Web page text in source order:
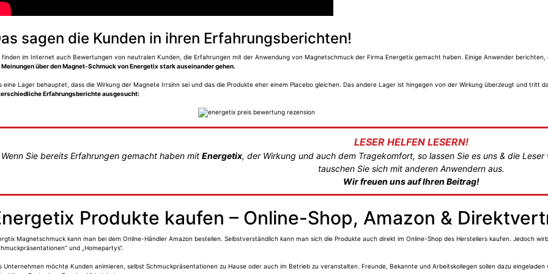
sagen die Kunden in ihren Erfahrungsberichten!
finden im Internet auch Bewertungen von neutralen Kunden, die Erfahrungen mit der Anwendung von Magnetschmuck der Firma Energetix gemacht haben. Einige Anwender
Meinungen über den Magnet-Schmuck von Energetix stark auseinander gehen.
eine Lager behauptet, dass die Wirkung der Magnete Irrsinn sei und das die Produkte eher einem Placebo gleichen. Das andere Lager ist hingegen von der Wirkung überzeugt und tritt
Erfahrungsberichte ausgesucht:
LESER HELFEN LESERN!
Wenn Sie bereits Erfahrungen gemacht haben mit Energetix, der Wirkung und auch dem Tragekomfort, so lassen Sie es uns & die
tauschen Sie sich mit anderen Anwendern aus.
Wir freuen uns auf Ihren Beitrag!
Produkte kaufen – Online-Shop, Amazon &
Magnetschmuck kann man bei dem Online-Händler Amazon bestellen. Selbstverständlich kann man sich die Produkte auch direkt im Online-Shop des Herstellers kaufen. Jedoch
und „Homepartys“.
Unternehmen möchte Kunden animieren, selbst Schmuckpräsentationen zu Hause oder auch im Betrieb zu veranstalten. Freunde, Bekannte und Arbeitskollegen sollen dazu